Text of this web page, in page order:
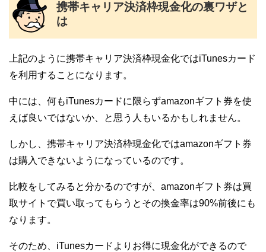
携帯キャリア決済枠現金化の裏ワザと
は
上記のように携帯キャリア決済枠現金化ではiTunesカード
を利用することになります。
中には、何もiTunesカードに限らずamazonギフト券を使
えば良いではないか、と思う人もいるかもしれません。
しかし、携帯キャリア決済枠現金化ではamazonギフト券
は購入できないようになっているのです。
比較をしてみると分かるのですが、amazonギフト券は買
取サイトで買い取ってもらうとその換金率は90%前後にも
なります。
そのため、iTunesカードよりお得に現金化ができるので